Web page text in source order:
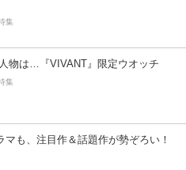
集
物は…『VIVANT』限定ウオッチ
集
マも、注目作＆話題作が勢ぞろい！